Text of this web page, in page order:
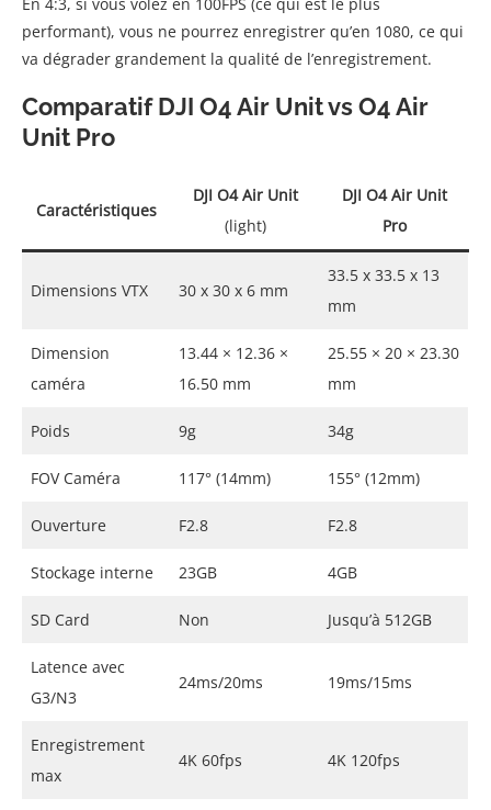
performant), vous ne pourrez enregistrer qu’en 1080, ce qui
va dégrader grandement la qualité de l’enregistrement.
Comparatif DJI O4 Air Unit vs O4 Air
Unit Pro
Caractéristiques
DJI O4 Air Unit
(light)
DJI O4 Air Unit
Pro
Dimensions VTX 30 x 30 x 6 mm
33.5 x 33.5 x 13
mm
Dimension
caméra
13.44 × 12.36 ×
16.50 mm
25.55 × 20 × 23.30
mm
Poids 9g 34g
FOV Caméra 117° (14mm) 155° (12mm)
Ouverture F2.8 F2.8
Stockage interne 23GB 4GB
SD Card Non Jusqu’à 512GB
Latence avec
G3/N3
24ms/20ms 19ms/15ms
Enregistrement
max
4K 60fps 4K 120fps